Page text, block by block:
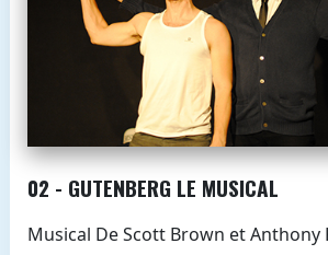
02 - GUTENBERG LE MUSICAL
Musical De Scott Brown et Anthony